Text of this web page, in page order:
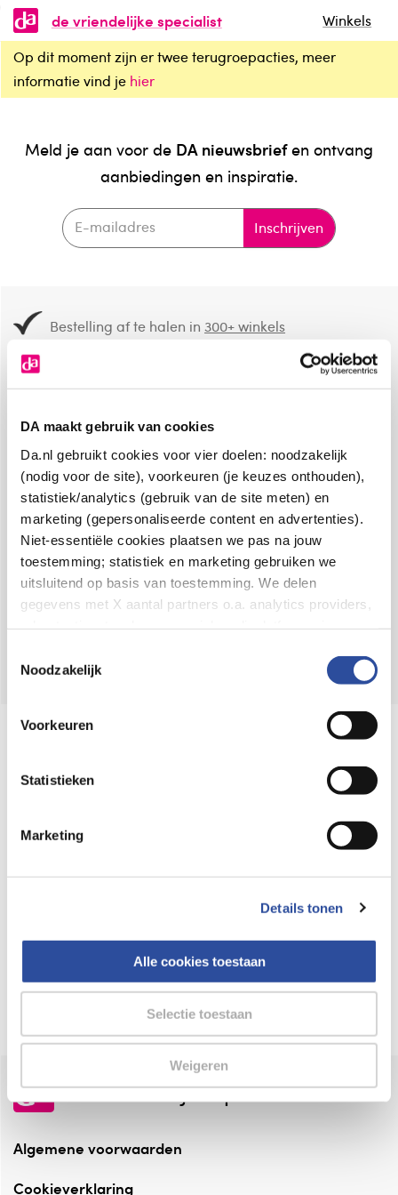
DA maakt gebruik van cookies
Da.nl gebruikt cookies voor vier doelen: noodzakelijk
(nodig voor de site), voorkeuren (je keuzes onthouden),
statistiek/analytics (gebruik van de site meten) en
marketing (gepersonaliseerde content en advertenties).
Niet-essentiële cookies plaatsen we pas na jouw
toestemming; statistiek en marketing gebruiken we
uitsluitend op basis van toestemming. We delen
gegevens met X aantal partners o.a. analytics providers,
en de bewaartermijnen per categorie. Je kunt je keuze op
gegevensverwerking staat in de
Privacyverklaring
Noodzakelijk
Voorkeuren
Statistieken
Marketing
Details tonen
Alle cookies toestaan
Selectie toestaan
Weigeren
de vriendelijke specialist
Winkels
Op dit moment zijn er twee terugroepacties, meer
informatie vind je hier
Meld je aan voor de DA nieuwsbriefen ontvang
aanbiedingen en inspiratie.
Inschrijven
Bestelling af te halen in300+ winkels
8.6 uit4.106 reviews
Over DA
Klantenservice
Assortiment
VolgDAop:
Online aanbieder medicijnen
webshop mag verkopen.
⁠Verantwoorde zorg, ⁠ook online.
Altijd onze folder bij de hand
Check onze folders ⁠bij AlleFolders.
de vriendelijke specialist
Algemene voorwaarden
Cookieverklaring